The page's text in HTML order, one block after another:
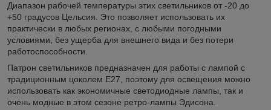
Диапазон рабочей температуры этих светильников от -20 до
+50 градусов Цельсия. Это позволяет использовать их
практически в любых регионах, с любыми погодными
условиями, без ущерба для внешнего вида и без потери
работоспособности.
Патрон светильников предназначен для работы с лампой с
традиционным цоколем Е27, поэтому для освещения можно
использовать как экономичные светодиодные лампы, так и
очень модные в этом сезоне ретро-лампы Эдисона.